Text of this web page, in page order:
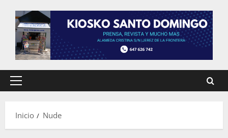
Menú
Inicio
Nude